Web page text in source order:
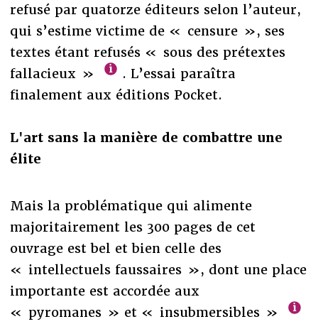
refusé par quatorze éditeurs selon l’auteur,
qui s’estime victime de « censure », ses
textes étant refusés « sous des prétextes
fallacieux »
. L’essai paraîtra
finalement aux éditions Pocket.
L'art sans la manière de combattre une
élite
Mais la problématique qui alimente
majoritairement les 300 pages de cet
ouvrage est bel et bien celle des
« intellectuels faussaires », dont une place
importante est accordée aux
« pyromanes » et « insubmersibles »